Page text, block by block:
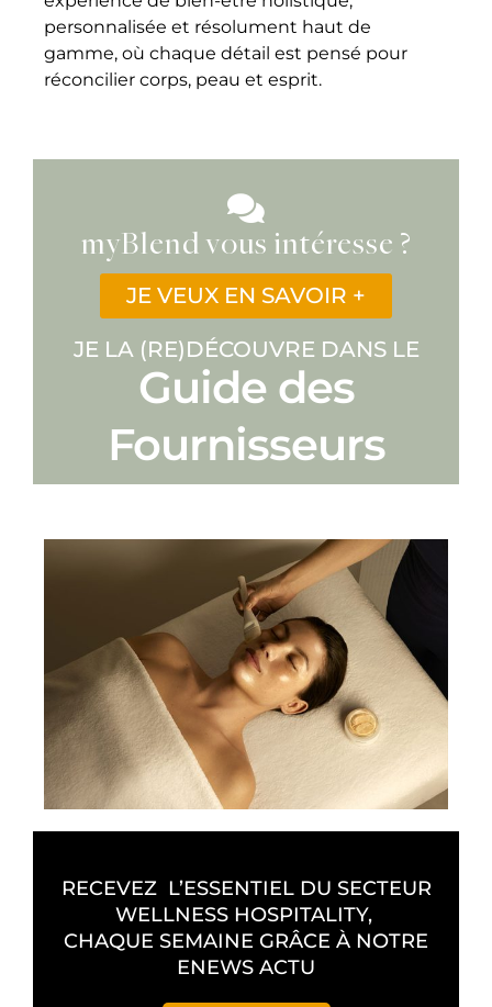
personnalisée et résolument haut de
gamme, où chaque détail est pensé pour
réconcilier corps, peau et esprit.
myBlend vous intéresse ?
JE VEUX EN SAVOIR +
JE LA (RE)DÉCOUVRE DANS LE
Guide des
Fournisseurs
RECEVEZ L’ESSENTIEL DU SECTEUR
WELLNESS HOSPITALITY,
CHAQUE SEMAINE GRÂCE À NOTRE
ENEWS ACTU